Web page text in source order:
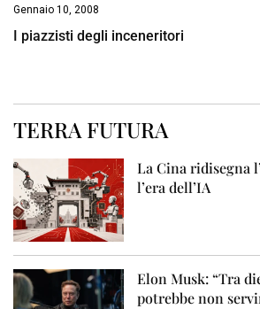
Gennaio 10, 2008
I piazzisti degli inceneritori
TERRA FUTURA
La Cina ridisegna
l’era dell’IA
Elon Musk: “Tra
potrebbe non